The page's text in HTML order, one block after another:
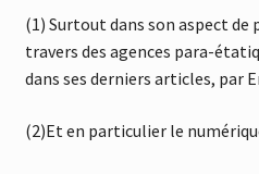
(1) Surtout dans son aspect de
travers des agences para-
dans ses derniers articles, par
(2)Et en particulier le